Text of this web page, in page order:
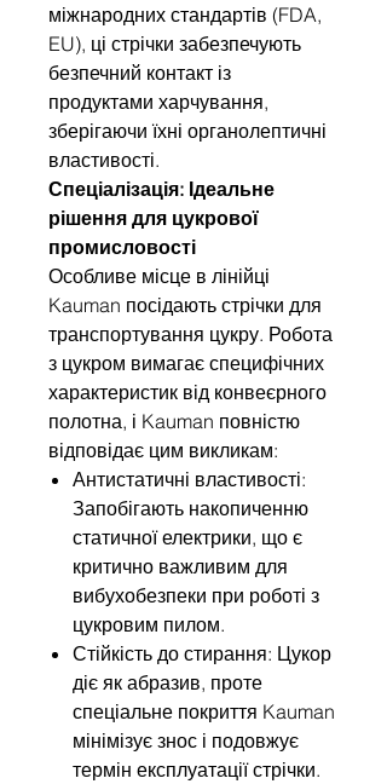
міжнародних стандартів (FDA,
EU), ці стрічки забезпечують
безпечний контакт із
продуктами харчування,
зберігаючи їхні органолептичні
властивості.
Спеціалізація: Ідеальне
рішення для цукрової
промисловості
Особливе місце в лінійці
Kauman посідають стрічки для
транспортування цукру. Робота
з цукром вимагає специфічних
характеристик від конвеєрного
полотна, і Kauman повністю
відповідає цим викликам:
Антистатичні властивості:
Запобігають накопиченню
статичної електрики, що є
критично важливим для
вибухобезпеки при роботі з
цукровим пилом.
Стійкість до стирання: Цукор
діє як абразив, проте
спеціальне покриття Kauman
мінімізує знос і подовжує
термін експлуатації стрічки.